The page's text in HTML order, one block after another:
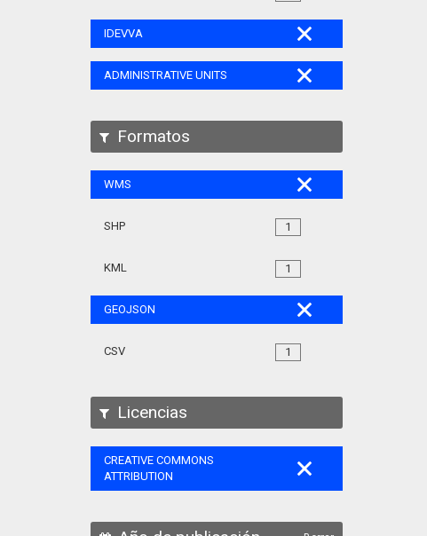
IDEVVA
ADMINISTRATIVE UNITS
Formatos
WMS
1
SHP
1
KML
GEOJSON
1
CSV
Licencias
CREATIVE COMMONS
ATTRIBUTION